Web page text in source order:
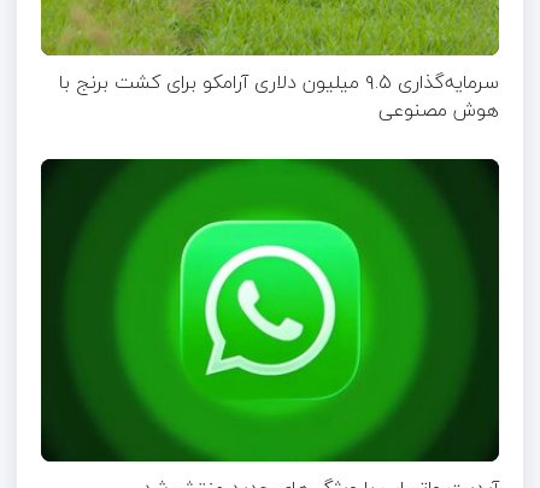
سرمایه‌گذاری ۹.۵ میلیون دلاری آرامکو برای کشت برنج با
هوش مصنوعی